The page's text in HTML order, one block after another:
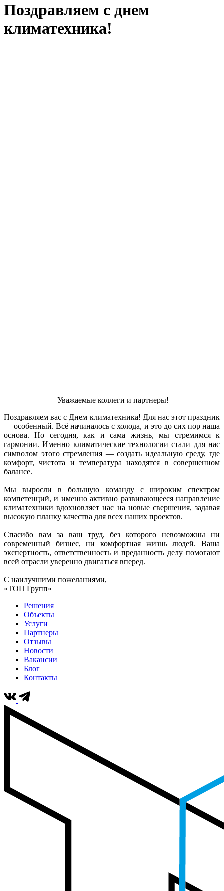
Поздравляем с днем
климатехника!
Уважаемые коллеги и партнеры!
Поздравляем вас с Днем климатехника! Для нас этот праздник
— особенный. Всё начиналось с холода, и это до сих пор наша
основа. Но сегодня, как и сама жизнь, мы стремимся к
гармонии. Именно климатические технологии стали для нас
символом этого стремления — создать идеальную среду, где
комфорт, чистота и температура находятся в совершенном
балансе.
Мы выросли в большую команду с широким спектром
компетенций, и именно активно развивающееся направление
климатехники вдохновляет нас на новые свершения, задавая
высокую планку качества для всех наших проектов.
Спасибо вам за ваш труд, без которого невозможны ни
современный бизнес, ни комфортная жизнь людей. Ваша
экспертность, ответственность и преданность делу помогают
всей отрасли уверенно двигаться вперед.
С наилучшими пожеланиями,
«ТОП Групп»
Решения
Объекты
Услуги
Партнеры
Отзывы
Новости
Вакансии
Блог
Контакты